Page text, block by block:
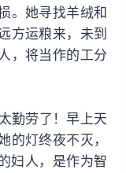
。她寻找羊绒和
方运粮来，未到
，将当作的工分
勤劳了！早上天
的灯终夜不灭，
妇人，是作为智